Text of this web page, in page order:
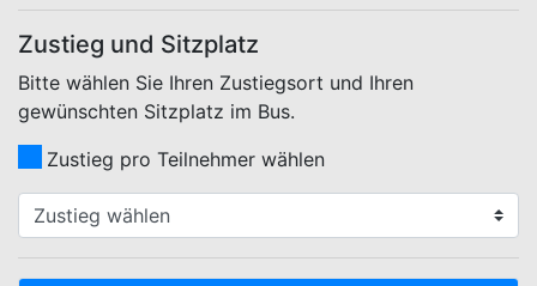
Zustieg und Sitzplatz
Bitte wählen Sie Ihren Zustiegsort und Ihren
gewünschten Sitzplatz im Bus.
Zustieg pro Teilnehmer wählen
WEBBUCHUNG.VIEW.ZUSTIEG.SELECT.LABEL